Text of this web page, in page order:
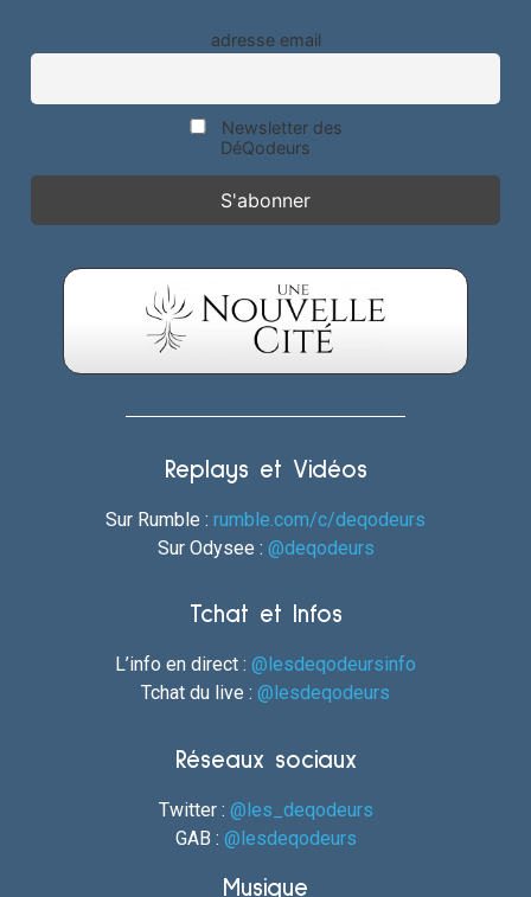
adresse email
Newsletter des
DéQodeurs
Replays et Vidéos
Sur Rumble : rumble.com/c/deqodeurs
Sur Odysee : @deqodeurs
Tchat et Infos
L’info en direct : @lesdeqodeursinfo
Tchat du live : @lesdeqodeurs
Réseaux sociaux
Twitter : @les_deqodeurs
GAB : @lesdeqodeurs
Musique